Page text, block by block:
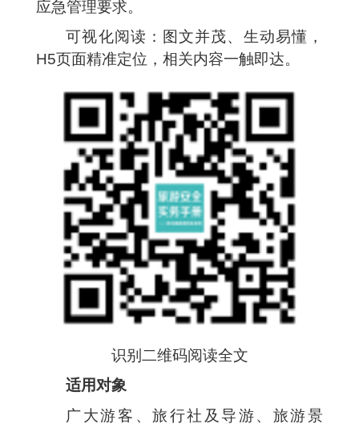
应急管理要求。
可视化阅读：图文并茂、生动易懂，
H5页面精准定位，相关内容一触即达。
识别二维码阅读全文
适用对象
广大游客、旅行社及导游、旅游景